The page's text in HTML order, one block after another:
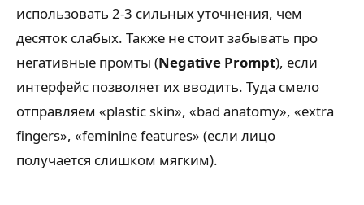
использовать 2-3 сильных уточнения, чем
десяток слабых. Также не стоит забывать про
негативные промты (Negative Prompt), если
интерфейс позволяет их вводить. Туда смело
отправляем «plastic skin», «bad anatomy», «extra
fingers», «feminine features» (если лицо
получается слишком мягким).